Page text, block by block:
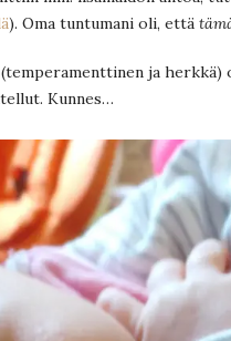
). Oma tuntumani oli, että
ja
Kunnes…